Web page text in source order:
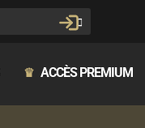
♛ ACCÈS PREMIUM